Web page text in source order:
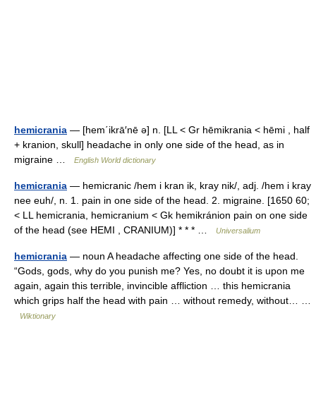
hemicrania — [hem΄ikrā′nē ə] n. [LL < Gr hēmikrania < hēmi , half
+ kranion, skull] headache in only one side of the head, as in
migraine …
English World dictionary
hemicrania — hemicranic /hem i kran ik, kray nik/, adj. /hem i kray
nee euh/, n. 1. pain in one side of the head. 2. migraine. [1650 60;
< LL hemicrania, hemicranium < Gk hemikránion pain on one side
of the head (see HEMI , CRANIUM)] * * * …
Universalium
hemicrania — noun A headache affecting one side of the head.
“Gods, gods, why do you punish me? Yes, no doubt it is upon me
again, again this terrible, invincible affliction … this hemicrania
which grips half the head with pain … without remedy, without… …
Wiktionary